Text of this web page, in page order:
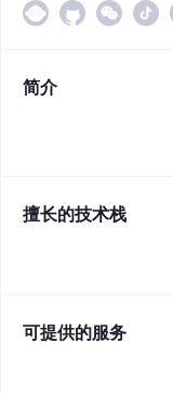
简介
擅长的技术栈
可提供的服务